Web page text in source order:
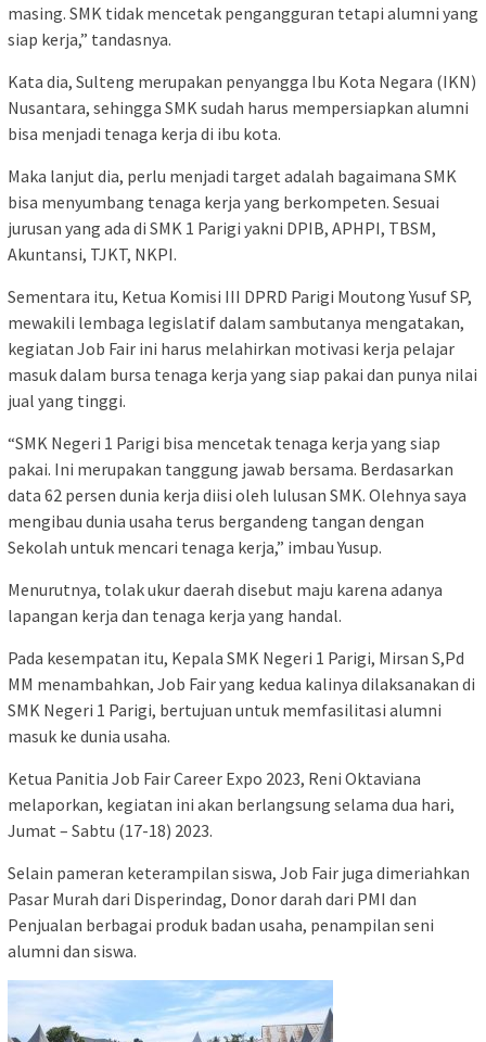
masing. SMK tidak mencetak pengangguran tetapi alumni yang
siap kerja,” tandasnya.
Kata dia, Sulteng merupakan penyangga Ibu Kota Negara (IKN)
Nusantara, sehingga SMK sudah harus mempersiapkan alumni
bisa menjadi tenaga kerja di ibu kota.
Maka lanjut dia, perlu menjadi target adalah bagaimana SMK
bisa menyumbang tenaga kerja yang berkompeten. Sesuai
jurusan yang ada di SMK 1 Parigi yakni DPIB, APHPI, TBSM,
Akuntansi, TJKT, NKPI.
Sementara itu, Ketua Komisi III DPRD Parigi Moutong Yusuf SP,
mewakili lembaga legislatif dalam sambutanya mengatakan,
kegiatan Job Fair ini harus melahirkan motivasi kerja pelajar
masuk dalam bursa tenaga kerja yang siap pakai dan punya nilai
jual yang tinggi.
“SMK Negeri 1 Parigi bisa mencetak tenaga kerja yang siap
pakai. Ini merupakan tanggung jawab bersama. Berdasarkan
data 62 persen dunia kerja diisi oleh lulusan SMK. Olehnya saya
mengibau dunia usaha terus bergandeng tangan dengan
Sekolah untuk mencari tenaga kerja,” imbau Yusup.
Menurutnya, tolak ukur daerah disebut maju karena adanya
lapangan kerja dan tenaga kerja yang handal.
Pada kesempatan itu, Kepala SMK Negeri 1 Parigi, Mirsan S,Pd
MM menambahkan, Job Fair yang kedua kalinya dilaksanakan di
SMK Negeri 1 Parigi, bertujuan untuk memfasilitasi alumni
masuk ke dunia usaha.
Ketua Panitia Job Fair Career Expo 2023, Reni Oktaviana
melaporkan, kegiatan ini akan berlangsung selama dua hari,
Jumat – Sabtu (17-18) 2023.
Selain pameran keterampilan siswa, Job Fair juga dimeriahkan
Pasar Murah dari Disperindag, Donor darah dari PMI dan
Penjualan berbagai produk badan usaha, penampilan seni
alumni dan siswa.